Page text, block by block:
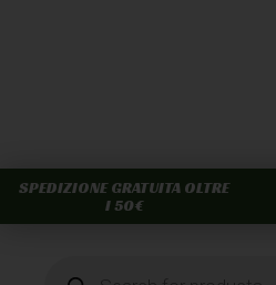
SPEDIZIONE GRATUITA OLTRE
I 50€